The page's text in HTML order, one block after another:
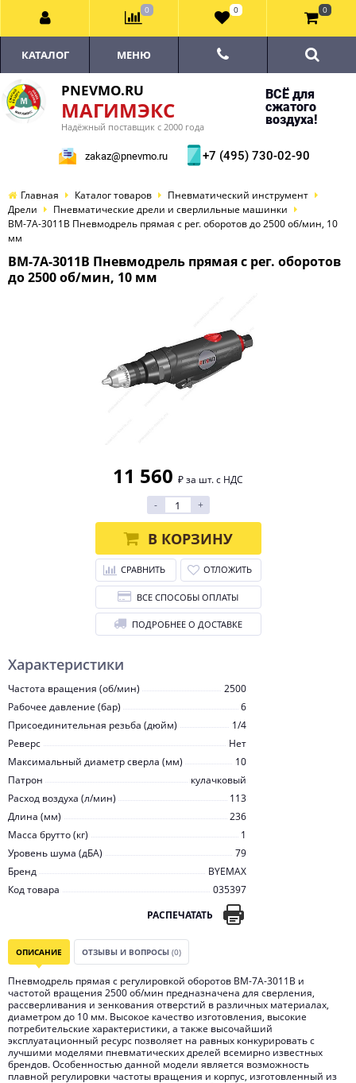
PNEVMO.RU
МАГИМЭКС
Надёжный поставщик с 2000 года
ВСЁ для
сжатого
воздуха!
zakaz@pnevmo.ru +7 (495) 730-02-90
КАТАЛОГ МЕНЮ
Главная Каталог товаров
Пневматический инструмент
Дрели
Пневматические дрели и сверлильные машинки
BM-7A-3011B Пневмодрель прямая с рег. оборотов до 2500 об/мин, 10
мм
BM-7A-3011B Пневмодрель прямая с рег. оборотов
до 2500 об/мин, 10 мм
Характеристики
Частота вращения (об/мин)
2500
Рабочее давление (бар)
6
Присоединительная резьба (дюйм)
1/4
Реверс
Нет
Максимальный диаметр сверла (мм)
10
Патрон
кулачковый
Расход воздуха (л/мин)
113
Длина (мм)
236
Масса брутто (кг)
1
Уровень шума (дБА)
79
Бренд
BYEMAX
Код товара
035397
РАСПЕЧАТАТЬ
11 560 ₽ за шт. с НДС
-
+
В КОРЗИНУ
СРАВНИТЬ ОТЛОЖИТЬ
ВСЕ СПОСОБЫ ОПЛАТЫ
ПОДРОБНЕЕ О ДОСТАВКЕ
ОПИСАНИЕ ОТЗЫВЫ И ВОПРОСЫ (0)
Пневмодрель прямая с регулировкой оборотов BM-7А-3011B и
частотой вращения 2500 об/мин предназначена для сверления,
рассверливания и зенкования отверстий в различных материалах,
диаметром до 10 мм. Высокое качество изготовления, высокие
потребительские характеристики, а также высочайший
эксплуатационный ресурс позволяет на равных конкурировать с
лучшими моделями пневматических дрелей всемирно известных
брендов. Особенностью данной модели является возможность
плавной регулировки частоты вращения и корпус, изготовленный из
0 0 0